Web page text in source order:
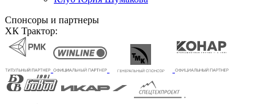
Спонсоры и партнеры
ХК Трактор: